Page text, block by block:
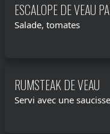
ESCALOPE DE VEAU
Salade, tomates
RUMSTEAK DE VEAU
Servi avec une